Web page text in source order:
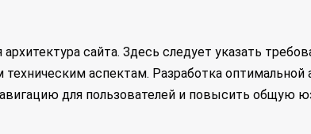
сайта. Здесь следует указать
аспектам. Разработка
для пользователей и повысить общую